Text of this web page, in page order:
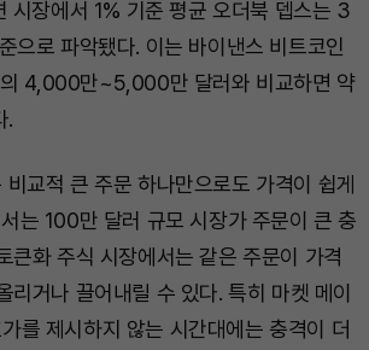
시장에서 1% 기준 평균 오더북 뎁스는 3
으로 파악됐다. 이는 바이낸스 비트코인
4,000만~5,000만 달러와 비교하면 약
.
교적 큰 주문 하나만으로도 가격이 쉽게
는 100만 달러 규모 시장가 주문이 큰 충
큰화 주식 시장에서는 같은 주문이 가격
리거나 끌어내릴 수 있다. 특히 마켓 메이
를 제시하지 않는 시간대에는 충격이 더